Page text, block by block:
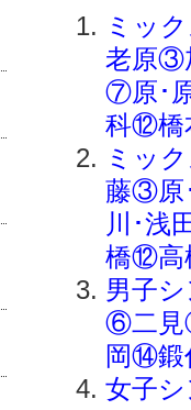
ミッ
老原③
⑦原･
科⑫橋
ミッ
藤③原
川･浅
橋⑫高
男子
⑥二
岡⑭
女子